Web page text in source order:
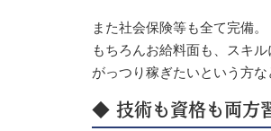
また社会保険等も全て完備。
もちろんお給料面も、スキ
がっつり稼ぎたいという方な
◆ 技術も資格も両方